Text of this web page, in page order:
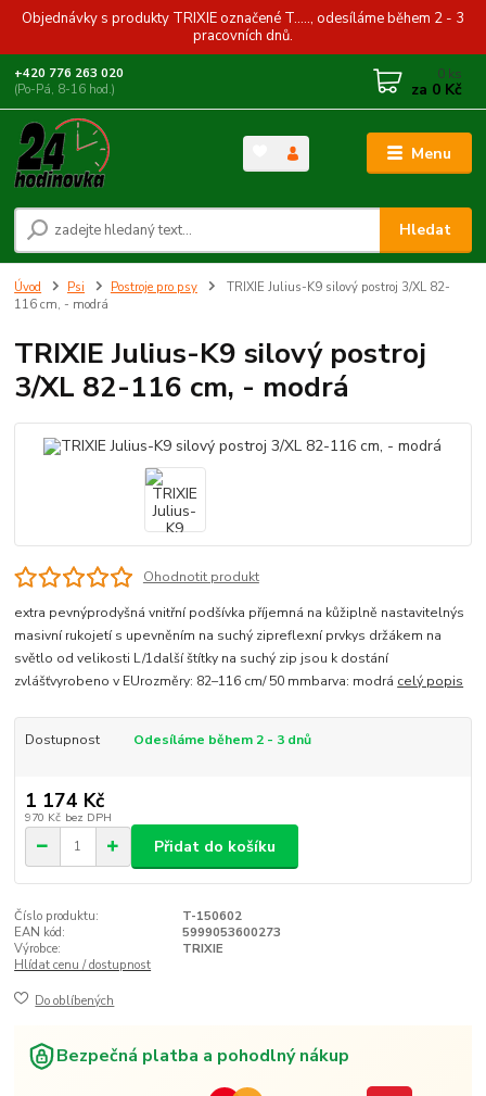
Objednávky s produkty TRIXIE označené T....., odesíláme během 2 - 3
pracovních dnů.
Menu
Hledat
+420 776 263 020
(Po-Pá, 8-16 hod.)
0 ks
za 0 Kč
Úvod Psi Postroje pro psy
TRIXIE Julius-K9 silový postroj 3/XL 82-
116 cm, - modrá
TRIXIE Julius-K9 silový postroj
3/XL 82-116 cm, - modrá
Ohodnotit produkt
extra pevnýprodyšná vnitřní podšívka příjemná na kůžiplně nastavitelnýs
masivní rukojetí s upevněním na suchý zipreflexní prvkys držákem na
světlo od velikosti L/1další štítky na suchý zip jsou k dostání
zvlášťvyrobeno v EUrozměry: 82–116 cm/ 50 mmbarva: modrá celý popis
Dostupnost Odesíláme během 2 - 3 dnů
1 174 Kč
970 Kč bez DPH
Přidat do košíku
Číslo produktu:
T-150602
EAN kód:
5999053600273
Výrobce:
TRIXIE
Hlídat cenu / dostupnost
Do oblíbených
Bezpečná platba a pohodlný nákup